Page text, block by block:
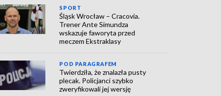
SPORT
Śląsk Wrocław – Cracovia.
Trener Ante Simundza
wskazuje faworyta przed
meczem Ekstraklasy
POD PARAGRAFEM
Twierdziła, że znalazła pusty
plecak. Policjanci szybko
zweryfikowali jej wersję